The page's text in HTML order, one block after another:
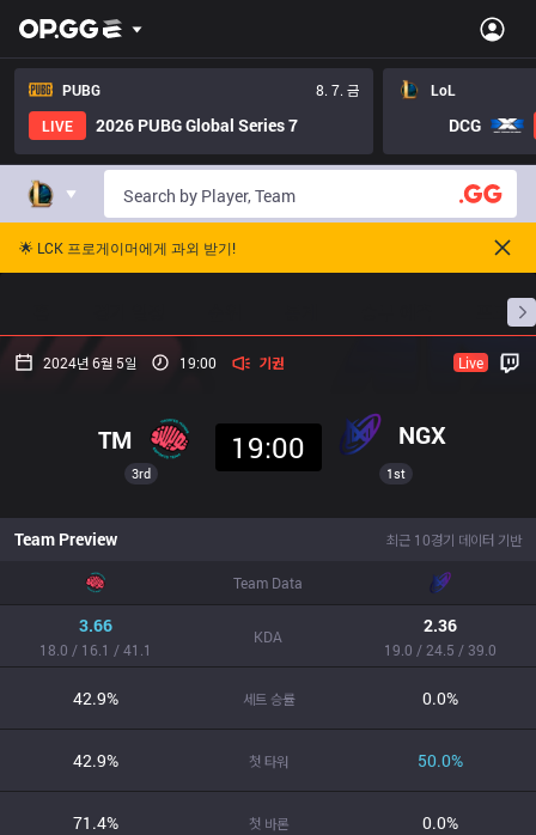
PUBG
8. 7. 금
LIVE
2026 PUBG Global Series 7
LoL
DCG
🌟 LCK 프로게이머에게 과외 받기!
프로빌
2024년 6월 5일 19:00 기권 Live
3rd
TM 19:00 NGX
1st
Team Preview 최근 10경기 데이터 기반
Team Data
3.66
18.0 / 16.1 / 41.1
KDA 2.36
19.0 / 24.5 / 39.0
42.9% 세트 승률 0.0%
42.9% 첫 타워 50.0%
71.4% 첫 바론 0.0%